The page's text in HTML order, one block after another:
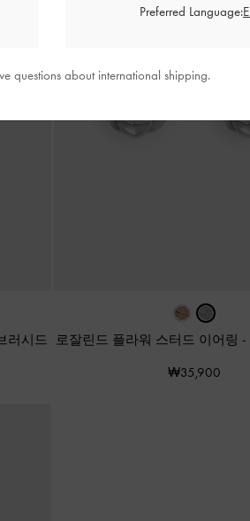
러시드
로잘린드 플라워 스터드 이어링 -
₩35,900
Preferred Language:
questions about international shipping.